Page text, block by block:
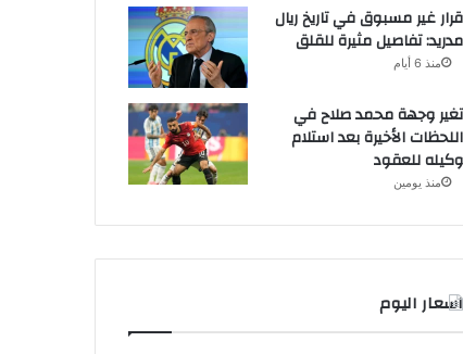
قرار غير مسبوق في تاريخ ريال
مدريد: تفاصيل مثيرة للقلق
منذ 6 أيام
تغير وجهة محمد صلاح في
اللحظات الأخيرة بعد استلام
وكيله للعقود
منذ يومين
اسعار اليوم